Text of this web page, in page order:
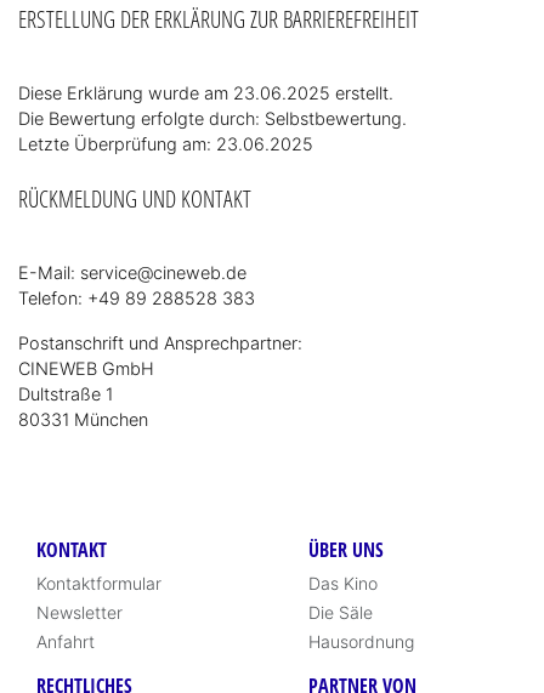
ERSTELLUNG DER ERKLÄRUNG ZUR BARRIEREFREIHEIT
Diese Erklärung wurde am 23.06.2025 erstellt.
Die Bewertung erfolgte durch: Selbstbewertung.
Letzte Überprüfung am: 23.06.2025
RÜCKMELDUNG UND KONTAKT
E-Mail: service@cineweb.de
Telefon: +49 89 288528 383
Postanschrift und Ansprechpartner:
CINEWEB GmbH
Dultstraße 1
80331 München
KONTAKT
Kontaktformular
Newsletter
Anfahrt
ÜBER UNS
Das Kino
Die Säle
Hausordnung
RECHTLICHES PARTNER VON